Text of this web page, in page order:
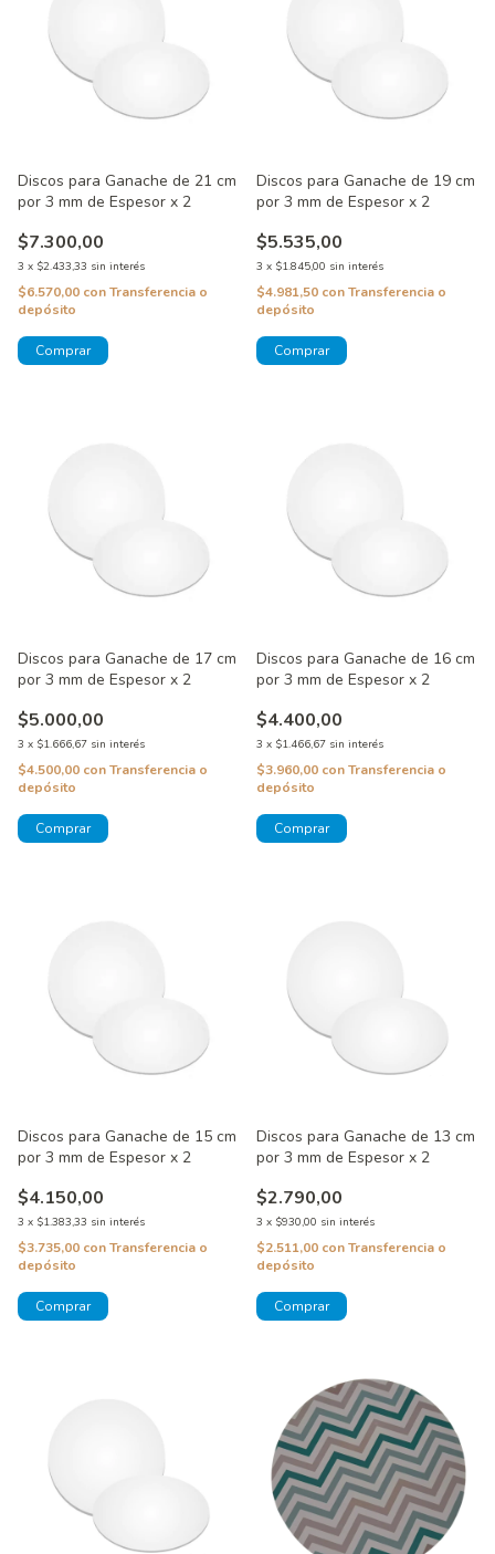
Discos para Ganache de 21 cm
por 3 mm de Espesor x 2
$7.300,00
3 x $2.433,33 sin interés
$6.570,00 conTransferencia o
depósito
Discos para Ganache de 19 cm
por 3 mm de Espesor x 2
$5.535,00
3 x $1.845,00 sin interés
$4.981,50 conTransferencia o
depósito
Discos para Ganache de 17 cm
por 3 mm de Espesor x 2
$5.000,00
3 x $1.666,67 sin interés
$4.500,00 conTransferencia o
depósito
Discos para Ganache de 16 cm
por 3 mm de Espesor x 2
$4.400,00
3 x $1.466,67 sin interés
$3.960,00 conTransferencia o
depósito
Discos para Ganache de 15 cm
por 3 mm de Espesor x 2
$4.150,00
3 x $1.383,33 sin interés
$3.735,00 conTransferencia o
depósito
Discos para Ganache de 13 cm
por 3 mm de Espesor x 2
$2.790,00
3 x $930,00 sin interés
$2.511,00 conTransferencia o
depósito